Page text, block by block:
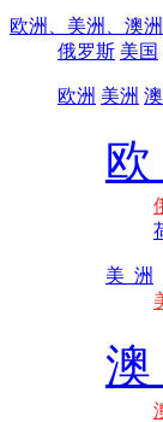
欧洲、 美洲、 澳洲
俄罗斯 美国
欧洲 美洲
美 洲